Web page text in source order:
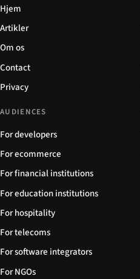
Hjem
Artikler
Om os
Contact
Privacy
AUDIENCES
For developers
For ecommerce
For financial institutions
For education institutions
For hospitality
For telecoms
For software integrators
For NGOs